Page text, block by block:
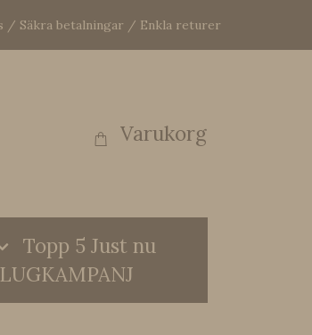
/ Säkra betalningar / Enkla returer
Varukorg
Topp 5 Just nu